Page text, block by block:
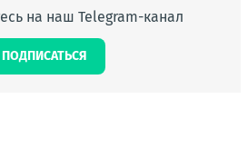
на наш Telegram-канал
ПОДПИСАТЬСЯ